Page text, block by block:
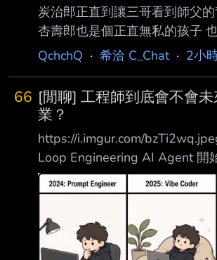
炭治郎正直到讓三哥看到師父
杏壽郎也是個正直無私的孩子
的人跟後輩 光明正大的迎擊三
因為三哥烙跑啊 再撐下去他就
QchchQ · 希洽 C_Chat· 2小
66 [閒聊] 工程師到底會不會
業？
https://i.imgur.com/
Loop Engineering AI Agent 開
2027：Unemployed 最上層的
AI，人被排除在工作系統外。
麼快 工程師會被威脅到嗎 --